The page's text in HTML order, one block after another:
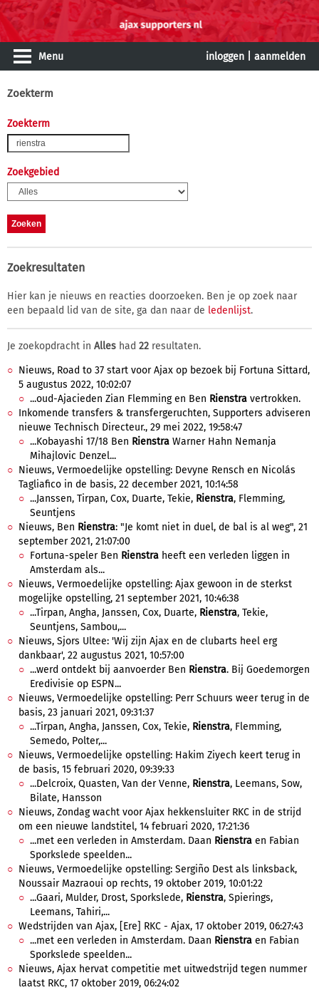
Menu inloggen aanmelden
Zoekterm
Zoekterm
Zoekgebied
Zoekresultaten
Hier kan je nieuws en reacties doorzoeken. Ben je op zoek naar
een bepaald lid van de site, ga dan naar de ledenlijst.
Je zoekopdracht in Alles had 22 resultaten.
Nieuws, Road to 37 start voor Ajax op bezoek bij Fortuna Sittard,
5 augustus 2022, 10:02:07
...oud-Ajacieden Zian Flemming en Ben Rienstra vertrokken.
Inkomende transfers & transfergeruchten, Supporters adviseren
nieuwe Technisch Directeur., 29 mei 2022, 19:58:47
...Kobayashi 17/18 Ben Rienstra Warner Hahn Nemanja
Mihajlovic Denzel...
Nieuws, Vermoedelijke opstelling: Devyne Rensch en Nicolás
Tagliafico in de basis, 22 december 2021, 10:14:58
...Janssen, Tirpan, Cox, Duarte, Tekie, Rienstra, Flemming,
Seuntjens
Nieuws, Ben Rienstra: "Je komt niet in duel, de bal is al weg", 21
september 2021, 21:07:00
Fortuna-speler Ben Rienstra heeft een verleden liggen in
Amsterdam als...
Nieuws, Vermoedelijke opstelling: Ajax gewoon in de sterkst
mogelijke opstelling, 21 september 2021, 10:46:38
...Tirpan, Angha, Janssen, Cox, Duarte, Rienstra, Tekie,
Seuntjens, Sambou,...
Nieuws, Sjors Ultee: 'Wij zijn Ajax en de clubarts heel erg
dankbaar', 22 augustus 2021, 10:57:00
...werd ontdekt bij aanvoerder Ben Rienstra. Bij Goedemorgen
Eredivisie op ESPN...
Nieuws, Vermoedelijke opstelling: Perr Schuurs weer terug in de
basis, 23 januari 2021, 09:31:37
...Tirpan, Angha, Janssen, Cox, Tekie, Rienstra, Flemming,
Semedo, Polter,...
Nieuws, Vermoedelijke opstelling: Hakim Ziyech keert terug in
de basis, 15 februari 2020, 09:39:33
...Delcroix, Quasten, Van der Venne, Rienstra, Leemans, Sow,
Bilate, Hansson
Nieuws, Zondag wacht voor Ajax hekkensluiter RKC in de strijd
om een nieuwe landstitel, 14 februari 2020, 17:21:36
...met een verleden in Amsterdam. Daan Rienstra en Fabian
Sporkslede speelden...
Nieuws, Vermoedelijke opstelling: Sergiño Dest als linksback,
Noussair Mazraoui op rechts, 19 oktober 2019, 10:01:22
...Gaari, Mulder, Drost, Sporkslede, Rienstra, Spierings,
Leemans, Tahiri,...
Wedstrijden van Ajax, [Ere] RKC - Ajax, 17 oktober 2019, 06:27:43
...met een verleden in Amsterdam. Daan Rienstra en Fabian
Sporkslede speelden...
Nieuws, Ajax hervat competitie met uitwedstrijd tegen nummer
laatst RKC, 17 oktober 2019, 06:24:02